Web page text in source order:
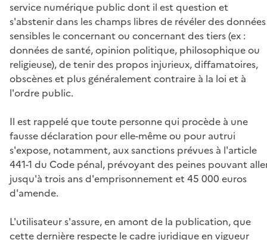
service numérique public dont il est question et
s'abstenir dans les champs libres de révéler des données
sensibles le concernant ou concernant des tiers (ex :
données de santé, opinion politique, philosophique ou
religieuse), de tenir des propos injurieux, diffamatoires,
obscènes et plus généralement contraire à la loi et à
l'ordre public.
Il est rappelé que toute personne qui procède à une
fausse déclaration pour elle-même ou pour autrui
s'expose, notamment, aux sanctions prévues à l'article
441-1 du Code pénal, prévoyant des peines pouvant
jusqu'à trois ans d'emprisonnement et 45 000 euros
d'amende.
L'utilisateur s'assure, en amont de la publication, que
cette dernière respecte le cadre juridique en vigueur